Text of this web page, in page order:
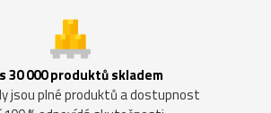
30 000 produktů skladem
jsou plné produktů a dostupnost